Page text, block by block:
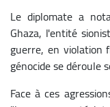
Le diplomate a
Ghaza, l'entité
guerre, en violation
génocide se déroule
Face à ces